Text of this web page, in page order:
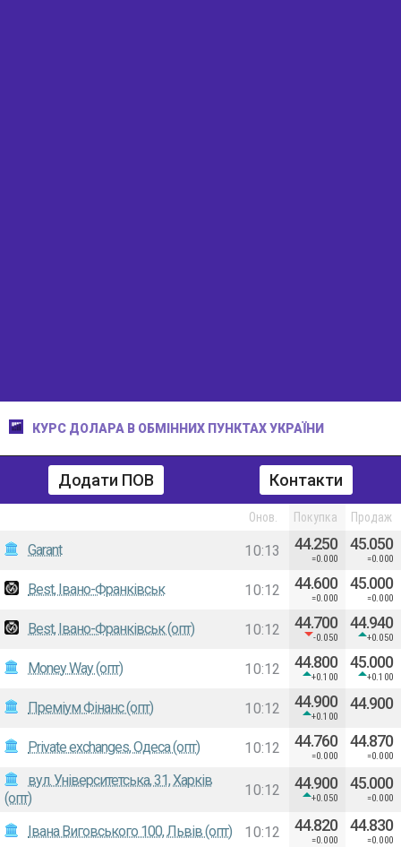
КУРС ДОЛАРА В ОБМІННИХ ПУНКТАХ УКРАЇНИ
Додати ПОВ Контакти
Онов. Покупка Продаж
Garant 10:13 44.250
=0.000
45.050
=0.000
Best, Івано-Франківськ 10:12 44.600
=0.000
45.000
=0.000
Best, Івано-Франківськ (опт) 10:12 44.700
-0.050
44.940
+0.050
Money Wаy (опт) 10:12 44.800
+0.100
45.000
+0.100
Преміум Фінанс (опт) 10:12 44.900
+0.100
44.900
Private exchanges, Одеса (опт) 10:12 44.760
=0.000
44.870
=0.000
вул. Університетська, 31, Харків
(опт)
10:12 44.900
+0.050
45.000
=0.000
Івана Виговського 100, Львів (опт) 10:12 44.820
=0.000
44.830
=0.000